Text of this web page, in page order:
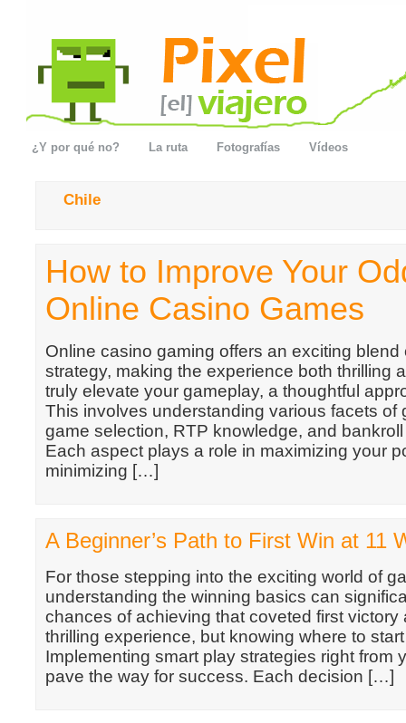
¿Y por qué no? La ruta Fotografías Vídeos
Chile
How to Improve Your
Online Casino Games
Online casino gaming offers an exciting
strategy, making the experience both thrilling
truly elevate your gameplay, a thoughtful
This involves understanding various facets of
game selection, RTP knowledge, and
Each aspect plays a role in maximizing your
minimizing […]
A Beginner’s Path to First Win at 11
For those stepping into the exciting world of
understanding the winning basics can
chances of achieving that coveted first victory
thrilling experience, but knowing where to
Implementing smart play strategies right from
pave the way for success. Each decision […]